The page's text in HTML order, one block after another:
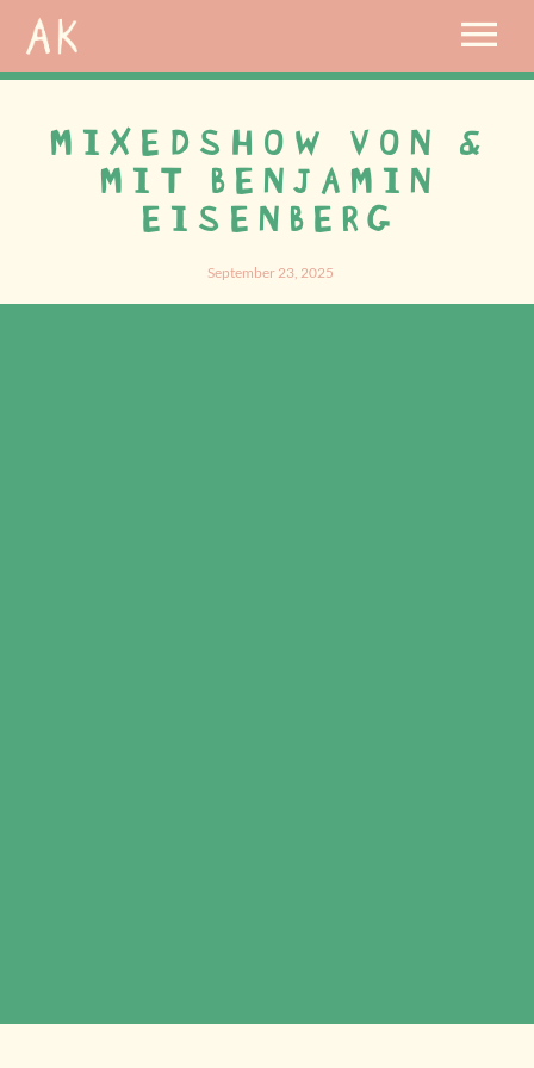
MIXEDSHOW VON &
MIT BENJAMIN
EISENBERG
September 23, 2025